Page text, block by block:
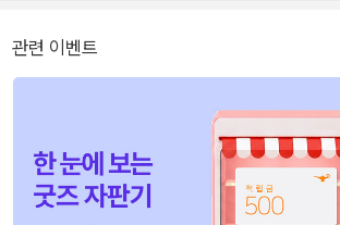
관련 이벤트